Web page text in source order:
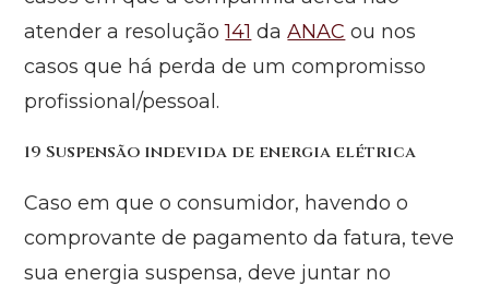
atender a resolução141 daANAC ou nos
casos que há perda de um compromisso
profissional/pessoal.
19 Suspensão indevida de energia elétrica
Caso em que o consumidor, havendo o
comprovante de pagamento da fatura, teve
sua energia suspensa, deve juntar no